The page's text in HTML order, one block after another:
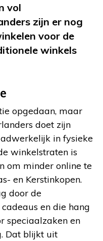
vol
zijn er nog
voor de
winkels
opgedaan, maar
doet zijn
in fysieke
winkelstraten is
om minder online te
en Kerstinkopen.
door de
en die hang
speciaalzaken en
Dat blijkt uit